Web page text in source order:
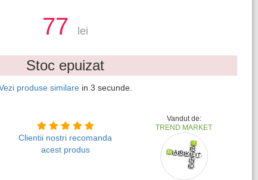
77 lei
Stoc epuizat
produse similare in 1 secunde.
Clientii nostri recomanda
acest produs
Vandut de:
TREND MARKET